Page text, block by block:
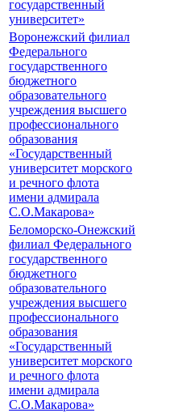
государственный
университет»
Воронежский филиал
Федерального
государственного
бюджетного
образовательного
учреждения высшего
профессионального
образования
«Государственный
университет морского
и речного флота
имени адмирала
С.О.Макарова»
Беломорско-Онежский
филиал Федерального
государственного
бюджетного
образовательного
учреждения высшего
профессионального
образования
«Государственный
университет морского
и речного флота
имени адмирала
С.О.Макарова»